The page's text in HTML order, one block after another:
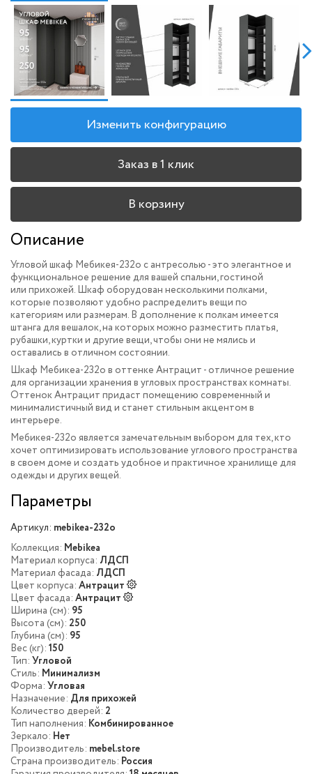
Изменить конфигурацию
Заказ в 1 клик
В корзину
Описание
Угловой шкаф Мебикея-232o с антресолью - это элегантное и
функциональное решение для вашей спальни, гостиной
или прихожей. Шкаф оборудован несколькими полками,
которые позволяют удобно распределить вещи по
категориям или размерам. В дополнение к полкам имеется
штанга для вешалок, на которых можно разместить платья,
рубашки, куртки и другие вещи, чтобы они не мялись и
оставались в отличном состоянии.
Шкаф Мебикеа-232o в оттенке Антрацит - отличное решение
для организации хранения в угловых пространствах комнаты.
Оттенок Антрацит придаст помещению современный и
минималистичный вид и станет стильным акцентом в
интерьере.
Мебикея-232o является замечательным выбором для тех, кто
хочет оптимизировать использование углового пространства
в своем доме и создать удобное и практичное хранилище для
одежды и других вещей.
Параметры
Артикул: mebikea-232o
Коллекция: Mebikea
Материал корпуса: ЛДСП
Материал фасада: ЛДСП
Цвет корпуса: Антрацит
Цвет фасада: Антрацит
Ширина (см): 95
Высота (см): 250
Глубина (см): 95
Вес (кг): 150
Тип: Угловой
Стиль: Минимализм
Форма: Угловая
Назначение: Для прихожей
Количество дверей: 2
Тип наполнения: Комбинированное
Зеркало: Нет
Производитель: mebel.store
Страна производитель: Россия